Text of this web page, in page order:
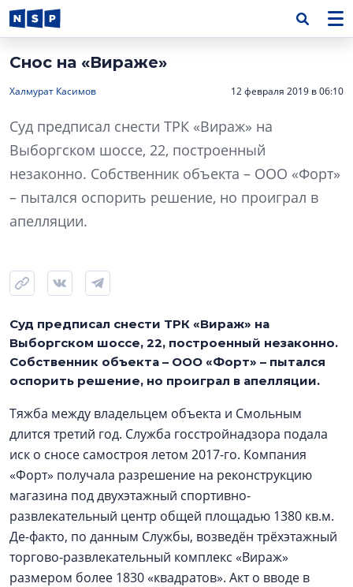
Снос на «Вираже»
Халмурат Касимов 12 февраля 2019 в 06:10
Суд предписал снести ТРК «Вираж» на
Выборгском шоссе, 22, построенный
незаконно. Собственник объекта – ООО «Форт»
– пытался оспорить решение, но проиграл в
апелляции.
Суд предписал снести ТРК «Вираж» на
Выборгском шоссе, 22, построенный незаконно.
Собственник объекта – ООО «Форт» – пытался
оспорить решение, но проиграл в апелляции.
Тяжба между владельцем объекта и Смольным
длится третий год. Служба госстройнадзора подала
иск о сносе самостроя летом 2017-го. Компания
«Форт» получала разрешение на реконструкцию
магазина под двухэтажный спортивно-
развлекательный центр общей площадью 1380 кв.м.
Де-факто, по данным Службы, возведён трёхэтажный
торгово-развлекательный комплекс «Вираж»
размером более 1830 «квадратов». Акт о вводе в